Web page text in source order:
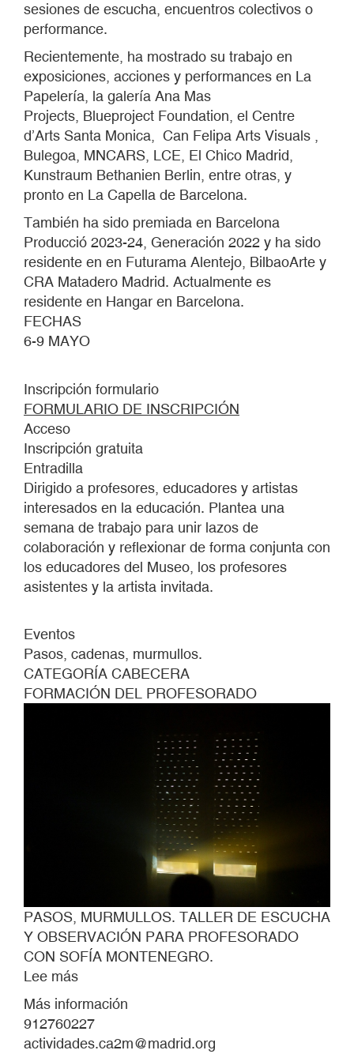
sesiones de escucha, encuentros colectivos o
performance.
Recientemente, ha mostrado su trabajo en
exposiciones, acciones y performances en La
Papelería, la galería Ana Mas
Projects, Blueproject Foundation, el Centre
d’Arts Santa Monica, Can Felipa Arts Visuals ,
Bulegoa, MNCARS, LCE, El Chico Madrid,
Kunstraum Bethanien Berlin, entre otras, y
pronto en La Capella de Barcelona.
También ha sido premiada en Barcelona
Producció 2023-24, Generación 2022 y ha sido
residente en en Futurama Alentejo, BilbaoArte y
CRA Matadero Madrid. Actualmente es
residente en Hangar en Barcelona.
FECHAS
6-9 MAYO
Inscripción formulario
FORMULARIO DE INSCRIPCIÓN
Acceso
Inscripción gratuita
Entradilla
Dirigido a profesores, educadores y artistas
interesados en la educación. Plantea una
semana de trabajo para unir lazos de
colaboración y reflexionar de forma conjunta con
los educadores del Museo, los profesores
asistentes y la artista invitada.
Eventos
Pasos, cadenas, murmullos.
CATEGORÍA CABECERA
FORMACIÓN DEL PROFESORADO
PASOS, MURMULLOS. TALLER DE ESCUCHA
Y OBSERVACIÓN PARA PROFESORADO
CON SOFÍA MONTENEGRO.
Lee más
PASOS,
MURMULLOS.
TALLER
Más información
912760227
actividades.ca2m@madrid.org